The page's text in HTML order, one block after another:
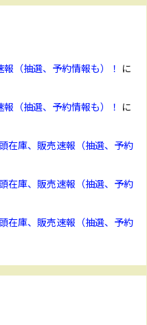
（抽選、予約情報も）！ に
（抽選、予約情報も）！ に
在庫、販売速報（抽選、予約
在庫、販売速報（抽選、予約
在庫、販売速報（抽選、予約